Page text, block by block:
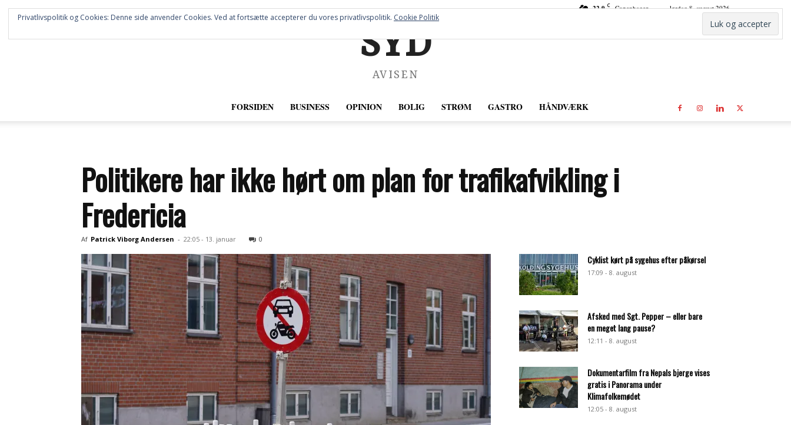
22.9 C Copenhagen lørdag 8. august 2026
SYD
AVISEN
FORSIDEN BUSINESS OPINION BOLIG STRØM GASTRO HÅNDVÆRK
Politikere har ikke hørt om plan for trafikafvikling i
Fredericia
Af Patrick Viborg Andersen - 22:05 - 13. januar 0
Cyklist kørt på sygehus efter påkørsel
17:09 - 8. august
Afsked med Sgt. Pepper – eller bare
en meget lang pause?
12:11 - 8. august
Dokumentarfilm fra Nepals bjerge vises
gratis i Panorama under
Klimafolkemødet
12:05 - 8. august
Privatlivspolitik og Cookies: Denne side anvender Cookies. Ved at fortsætte accepterer du vores privatlivspolitik. Cookie Politik